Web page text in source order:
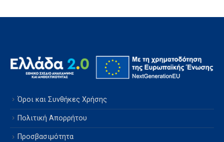
Όροι και Συνθήκες Χρήσης
Πολιτική Απορρήτου
Προσβασιμότητα